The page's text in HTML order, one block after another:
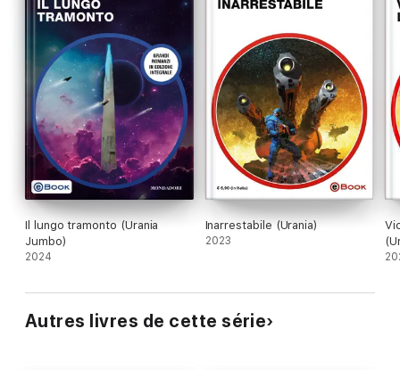
Il lungo tramonto (Urania
Jumbo)
2024
Inarrestabile (Urania)
2023
Autres livres de cette série